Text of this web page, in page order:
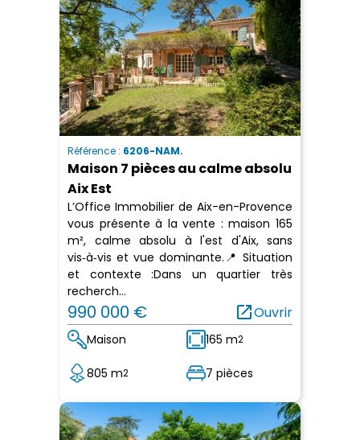
Référence : 6206-NAM.
Maison 7 pièces au calme absolu
Aix Est
L’Office Immobilier de Aix-en-Provence
vous présente à la vente : maison 165
m², calme absolu à l'est d'Aix, sans
vis‑à‑vis et vue dominante.📍 Situation
et contexte :Dans un quartier très
recherch...
990 000 € open_in_newOuvrir
Maison 165 m2
805 m2 7 pièces